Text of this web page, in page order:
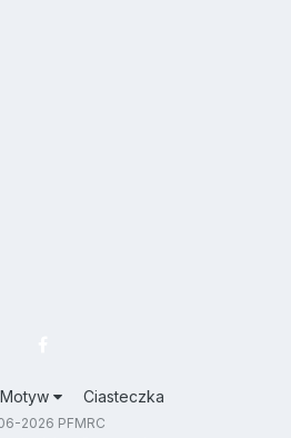
Motyw Ciasteczka
2026 PFMRC